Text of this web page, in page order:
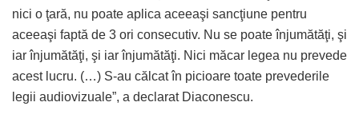
nici o ţară, nu poate aplica aceeaşi sancţiune pentru
aceeaşi faptă de 3 ori consecutiv. Nu se poate înjumătăţi, şi
iar înjumătăţi, şi iar înjumătăţi. Nici măcar legea nu prevede
acest lucru. (…) S-au călcat în picioare toate prevederile
legii audiovizuale”, a declarat Diaconescu.